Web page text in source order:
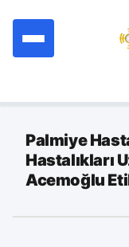
Palmiye
Hastalıkları
Acemoğlu